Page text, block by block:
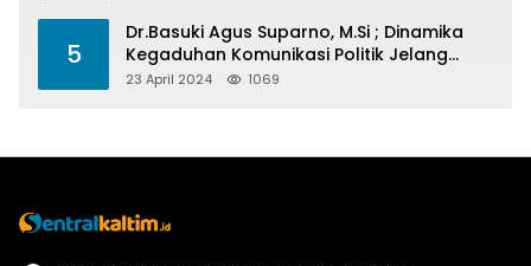
5
Dr.Basuki Agus Suparno, M.Si ; Dinamika
Kegaduhan Komunikasi Politik Jelang
Pesta Politik 2024
23 April 2024 1069